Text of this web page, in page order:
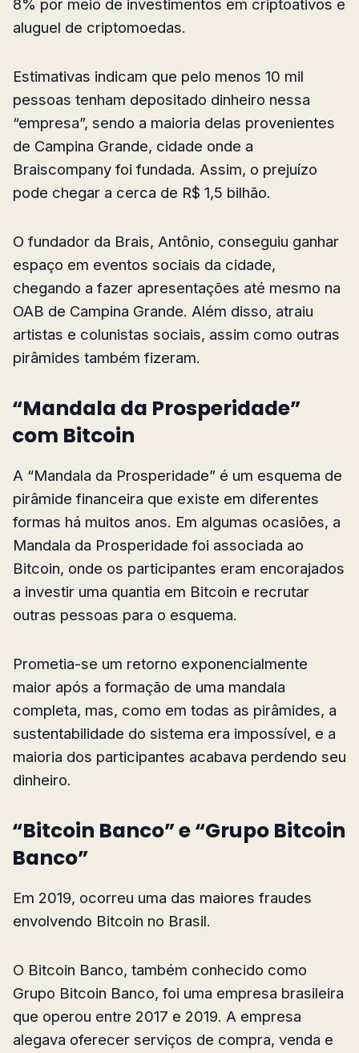
8% por meio de investimentos em criptoativos e
aluguel de criptomoedas.
Estimativas indicam que pelo menos 10 mil
pessoas tenham depositado dinheiro nessa
“empresa”, sendo a maioria delas provenientes
de Campina Grande, cidade onde a
Braiscompany foi fundada. Assim, o prejuízo
pode chegar a cerca de R$ 1,5 bilhão.
O fundador da Brais, Antônio, conseguiu ganhar
espaço em eventos sociais da cidade,
chegando a fazer apresentações até mesmo na
OAB de Campina Grande. Além disso, atraiu
artistas e colunistas sociais, assim como outras
pirâmides também fizeram.
“Mandala da Prosperidade”
com Bitcoin
A “Mandala da Prosperidade” é um esquema de
pirâmide financeira que existe em diferentes
formas há muitos anos. Em algumas ocasiões, a
Mandala da Prosperidade foi associada ao
Bitcoin, onde os participantes eram encorajados
a investir uma quantia em Bitcoin e recrutar
outras pessoas para o esquema.
Prometia-se um retorno exponencialmente
maior após a formação de uma mandala
completa, mas, como em todas as pirâmides, a
sustentabilidade do sistema era impossível, e a
maioria dos participantes acabava perdendo seu
dinheiro.
“Bitcoin Banco” e “Grupo Bitcoin
Banco”
Em 2019, ocorreu uma das maiores fraudes
envolvendo Bitcoin no Brasil.
O Bitcoin Banco, também conhecido como
Grupo Bitcoin Banco, foi uma empresa brasileira
que operou entre 2017 e 2019. A empresa
alegava oferecer serviços de compra, venda e